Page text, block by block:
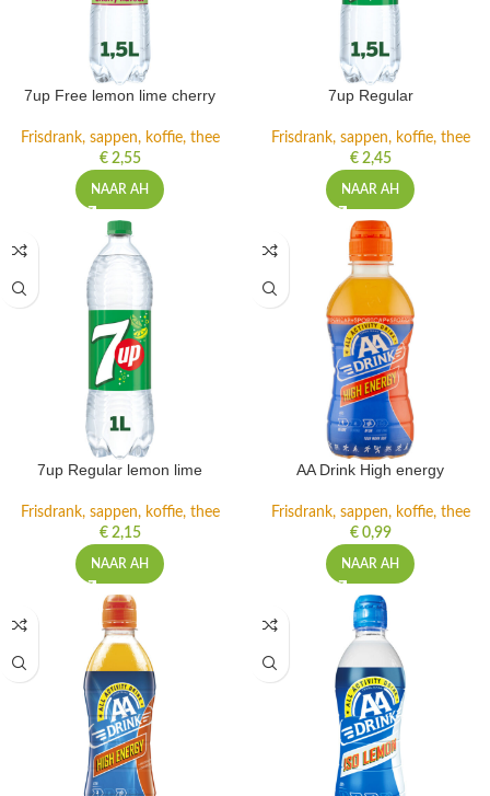
7up Free lemon lime cherry
Frisdrank, sappen, koffie, thee
€2,55
NAAR AH
7up Regular
Frisdrank, sappen, koffie, thee
€2,45
NAAR AH
7up Regular lemon lime
Frisdrank, sappen, koffie, thee
€2,15
NAAR AH
AA Drink High energy
Frisdrank, sappen, koffie, thee
€0,99
NAAR AH